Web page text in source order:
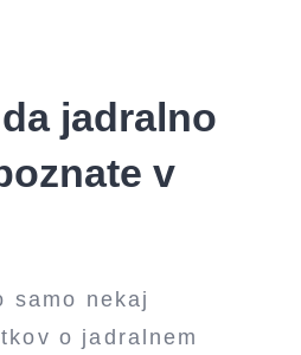
jadralno
v
samo nekaj
o jadralnem